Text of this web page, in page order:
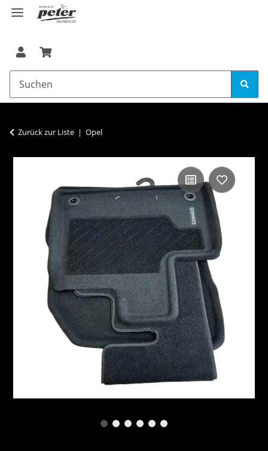
Zurück zur Liste Opel